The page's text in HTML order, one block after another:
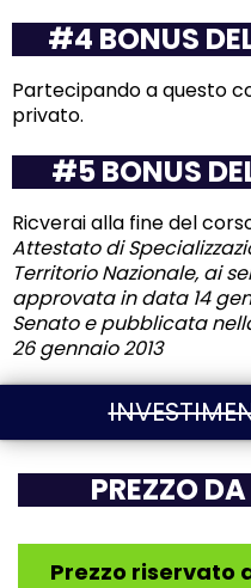
#4 BONUS
Partecipando a questo
privato.
#5 BONUS
Ricverai alla fine del
Attestato di
Territorio Nazionale, ai
approvata in data 14
Senato e pubblicata
26 gennaio 2013
PREZZO
Prezzo riservato